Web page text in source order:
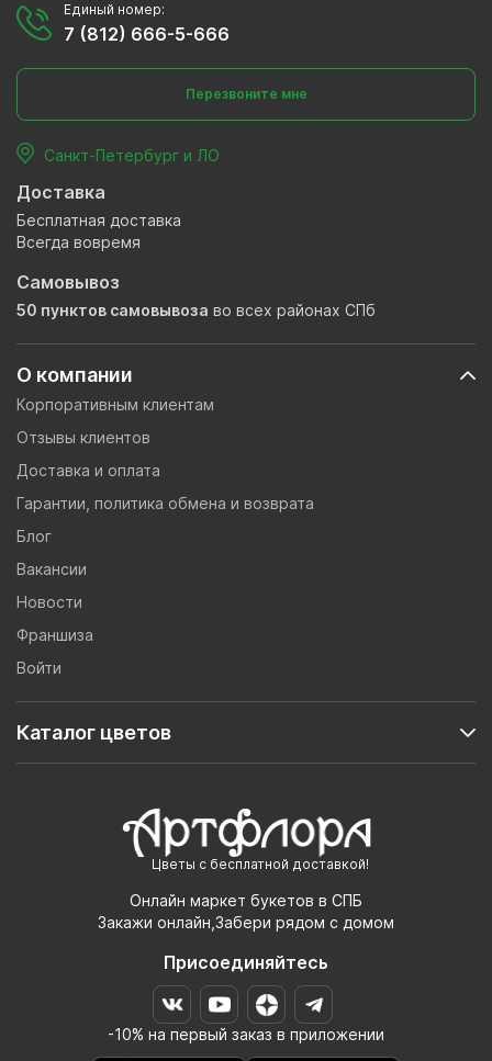
Цветы с бесплатной доставкой!
Онлайн маркет букетов в СПБ
Закажи онлайн,Забери рядом с домом
Присоединяйтесь
-10% на первый заказ в приложении
О компании
Корпоративным клиентам
Отзывы клиентов
Доставка и оплата
Гарантии, политика обмена и возврата
Блог
Вакансии
Новости
Франшиза
Войти
Каталог цветов
Единый номер:
7 (812) 666-5-666
Перезвоните мне
Санкт-Петербург и ЛО
Доставка
Бесплатная доставка
Всегда вовремя
Самовывоз
50 пунктов самовывоза во всех районах СПб